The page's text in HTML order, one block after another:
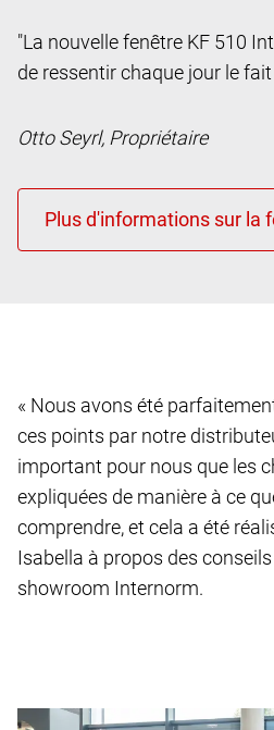
"La nouvelle fenêtre KF 510
de ressentir chaque jour le
Otto Seyrl, Propriétaire
« Nous avons été
ces points par notre
important pour nous que les
expliquées de manière à ce
comprendre, et cela a été
Isabella à propos des
showroom Internorm.